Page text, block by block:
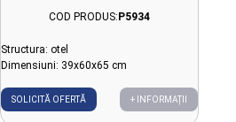
COD PRODUS:P5934
Structura: otel
Dimensiuni: 39x60x65 cm
SOLICITĂ OFERTĂ + INFORMAȚII